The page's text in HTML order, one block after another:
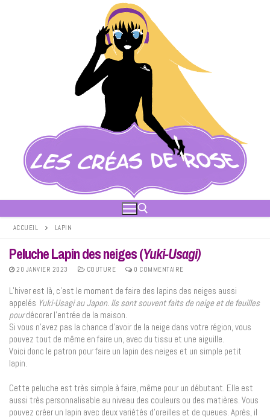
Rechercher :
ACCUEIL LAPIN
Peluche Lapin des neiges (Yuki-Usagi)
20 JANVIER 2023 COUTURE 0 COMMENTAIRE
L’hiver est là, c’est le moment de faire des lapins des neiges aussi
appelés Yuki-Usagi au Japon. Ils sont souvent faits de neige et de feuilles
pourdécorer l’entrée de la maison.
Si vous n’avez pas la chance d’avoir de la neige dans votre région, vous
pouvez tout de même en faire un, avec du tissu et une aiguille.
Voici donc le patron pour faire un lapin des neiges et un simple petit
lapin.
Cette peluche est très simple à faire, même pour un débutant. Elle est
aussi très personnalisable au niveau des couleurs ou des matières. Vous
pouvez créer un lapin avec deux variétés d’oreilles et de queues. Après, il